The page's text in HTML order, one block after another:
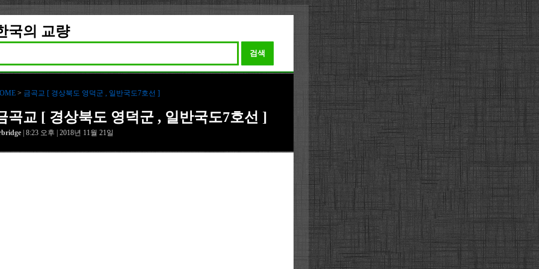
국의 교량
검색
> 금곡교 [ 경상북도 영덕군 , 일반국도7호선 ]
곡교 [ 경상북도 영덕군 , 일반국도7호선 ]
| 8:23 오후 | 2018년 11월 21일